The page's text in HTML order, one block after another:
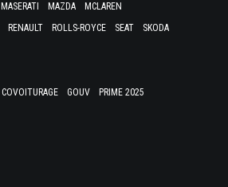
MASERATI MAZDA
MCLAREN
RENAULT ROLLS-ROYCE SEAT
SKODA
COVOITURAGE GOUV
PRIME 2025